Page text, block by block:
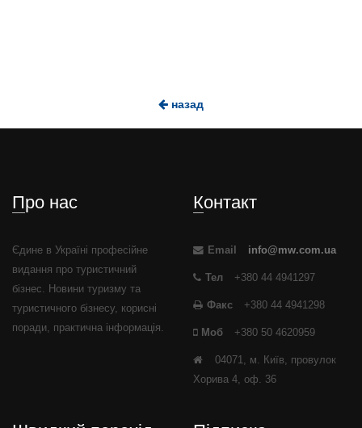
назад
Про нас
Єдине в Україні професійне
видання про туристичний
бізнес. Новини туризму та
туристичного бізнесу, корисні
поради, практична інформація.
Контакт
Email info@mw.com.ua
Тел +380 44 4941297
Факс +380 44 4941298
Моб +380 50 4620959
04071, м. Київ, провулок
Хорива 4, оф. 36